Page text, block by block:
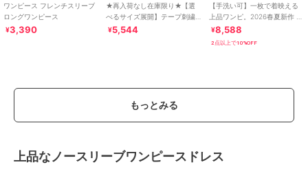
ワンピース フレンチスリーブ
ロングワンピース
¥3,390
★再入荷なし在庫限り★【選
べるサイズ展開】テープ刺繍
ピンタックレースワンピース
¥5,544
【手洗い可】一枚で着映える
上品ワンピ。2026春夏新作 ラ
メ配色AラインVネックニット
ワンピース
¥8,588
2点以上で10%OFF
もっとみる
上品なノースリーブワンピースドレス